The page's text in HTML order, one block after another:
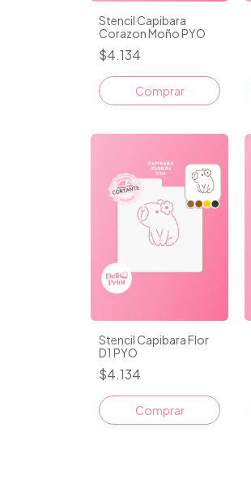
Stencil Capibara
Corazon Moño PYO
$4.134
Comprar
Stencil Capibara Flor
D1 PYO
$4.134
Comprar